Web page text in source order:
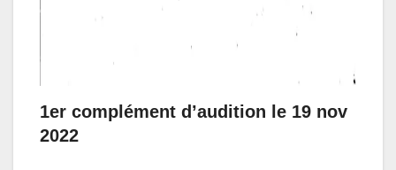
1er complément d’audition le 19 nov
2022